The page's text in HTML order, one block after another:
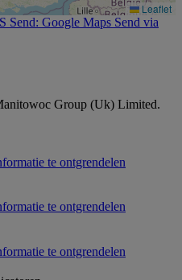
Leaflet
Send: Google Maps Send via
Group (Uk) Limited.